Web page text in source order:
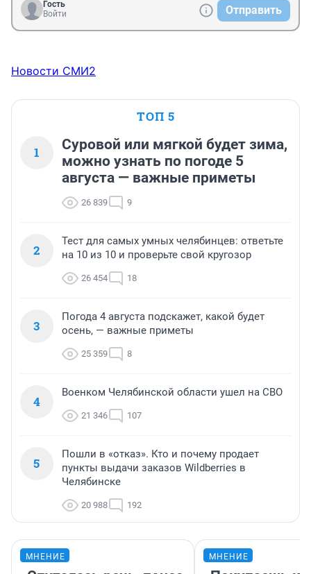
Гость
Войти
Отправить
Новости СМИ2
ТОП 5
1
Суровой или мягкой будет зима,
можно узнать по погоде 5
августа — важные приметы
26 839 9
2
Тест для самых умных челябинцев: ответьте
на 10 из 10 и проверьте свой кругозор
26 454 18
3
Погода 4 августа подскажет, какой будет
осень, — важные приметы
25 359 8
4
Военком Челябинской области ушел на СВО
21 346 107
5
Пошли в «отказ». Кто и почему продает
пункты выдачи заказов Wildberries в
Челябинске
20 988 192
МНЕНИЕ МНЕНИЕ